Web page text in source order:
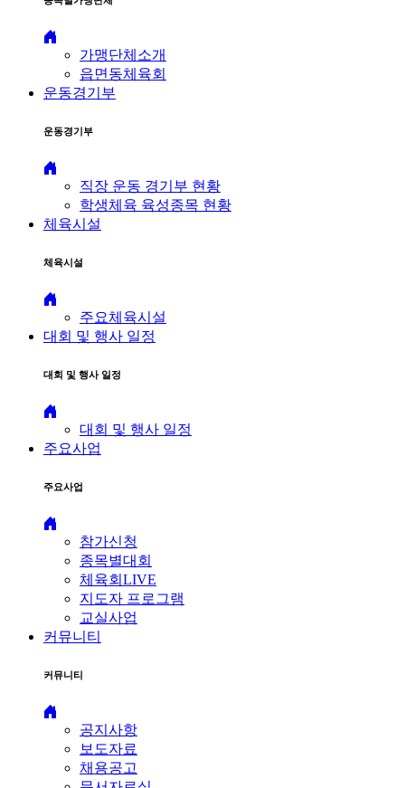
가맹단체소개
읍면동체육회
운동경기부
운동경기부
직장 운동 경기부 현황
학생체육 육성종목 현황
체육시설
체육시설
주요체육시설
대회 및 행사 일정
대회 및 행사 일정
대회 및 행사 일정
주요사업
주요사업
참가신청
종목별대회
체육회LIVE
지도자 프로그램
교실사업
커뮤니티
커뮤니티
공지사항
보도자료
채용공고